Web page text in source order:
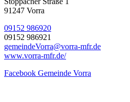
91247 Vorra
09152 986920
09152 986921
gemeindeVorra@vorra-mfr.de
www.vorra-mfr.de/
Facebook Gemeinde Vorra